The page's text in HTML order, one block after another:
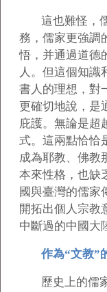
這也難怪，
務，儒家更強調
悟，并通過道德
人。但這個知識
書人的理想，對
更確切地說，是
庇護。無論是超
式。這兩點恰恰
成為耶教、佛教
本來性格，也缺
國與臺灣的儒家
開拓出個人宗教
中斷過的中國大
作為“文教”
歷史上的儒